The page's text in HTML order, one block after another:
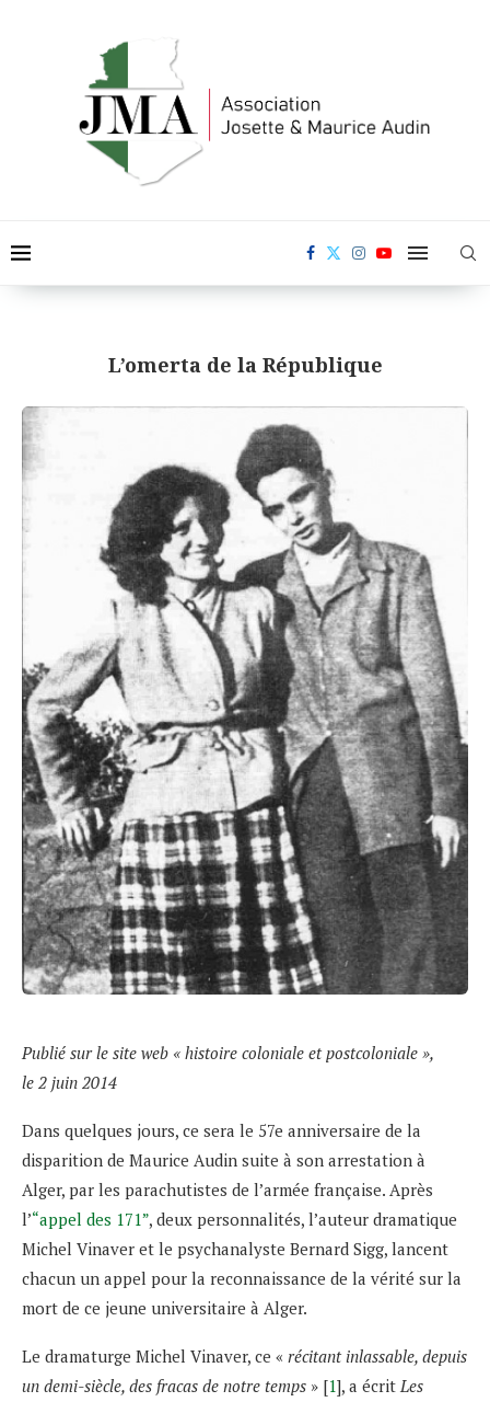
L’omerta de la République
Publié sur le site web « histoire coloniale et postcoloniale »,
le 2 juin 2014
Dans quelques jours, ce sera le 57e anniversaire de la
disparition de Maurice Audin suite à son arrestation à
Alger, par les parachutistes de l’armée française. Après
l’“appel des 171”, deux personnalités, l’auteur dramatique
Michel Vinaver et le psychanalyste Bernard Sigg, lancent
chacun un appel pour la reconnaissance de la vérité sur la
mort de ce jeune universitaire à Alger.
Le dramaturge Michel Vinaver, ce « récitant inlassable, depuis
un demi-siècle, des fracas de notre temps » [1], a écrit Les